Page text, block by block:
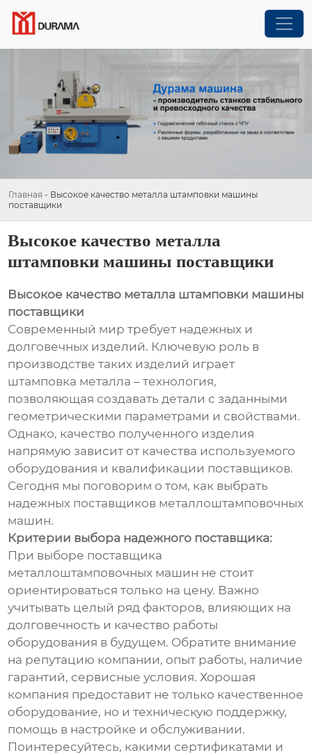
Главная - Высокое качество металла штамповки машины
поставщики
Высокое качество металла
штамповки машины поставщики
Высокое качество металла штамповки машины
поставщики
Современный мир требует надежных и
долговечных изделий. Ключевую роль в
производстве таких изделий играет
штамповка металла – технология,
позволяющая создавать детали с заданными
геометрическими параметрами и свойствами.
Однако, качество полученного изделия
напрямую зависит от качества используемого
оборудования и квалификации поставщиков.
Сегодня мы поговорим о том, как выбрать
надежных поставщиков металлоштамповочных
машин.
Критерии выбора надежного поставщика:
При выборе поставщика
металлоштамповочных машин не стоит
ориентироваться только на цену. Важно
учитывать целый ряд факторов, влияющих на
долговечность и качество работы
оборудования в будущем. Обратите внимание
на репутацию компании, опыт работы, наличие
гарантий, сервисные условия. Хорошая
компания предоставит не только качественное
оборудование, но и техническую поддержку,
помощь в настройке и обслуживании.
Поинтересуйтесь, какими сертификатами и